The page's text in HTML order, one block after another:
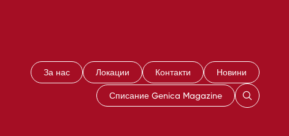
За нас Локации Контакти Новини
Списание Genica Magazine